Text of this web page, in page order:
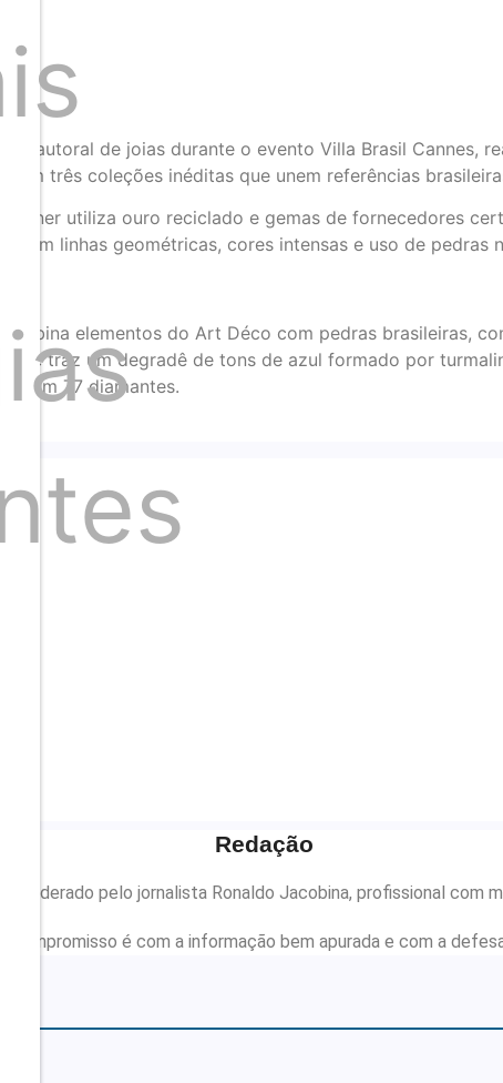
autoral de joias durante o evento Villa Brasil Cannes,
três coleções inéditas que unem referências
utiliza ouro reciclado e gemas de fornecedores
têm linhas geométricas, cores intensas e uso de pedras
elementos do Art Déco com pedras brasileiras,
e traz um degradê de tons de azul formado por
com 77 diamantes.
Redação
liderado pelo jornalista Ronaldo Jacobina, profissional com
compromisso é com a informação bem apurada e com a